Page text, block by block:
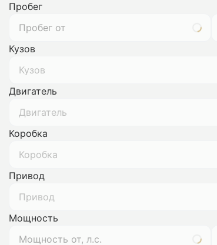
Пробег
Кузов
Кузов
Двигатель
Двигатель
Коробка
Коробка
Привод
Привод
Мощность